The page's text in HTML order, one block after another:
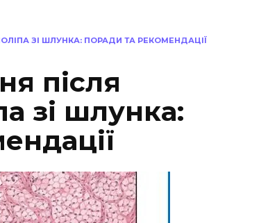
ЗІ ШЛУНКА: ПОРАДИ ТА РЕКОМЕНДАЦІЇ
після
зі шлунка: